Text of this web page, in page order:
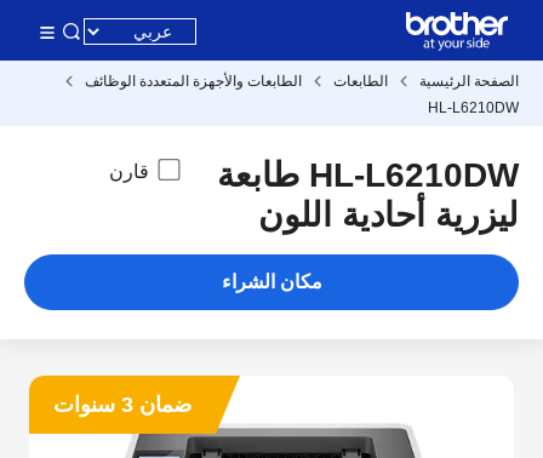
الرئيسية الطابعات
الطابعات والأجهزة المتعددة الوظائف
HL-
HL-L6210DW طابعة
أحادية اللون
قارن
مكان الشراء
ضمان 3 سنوات